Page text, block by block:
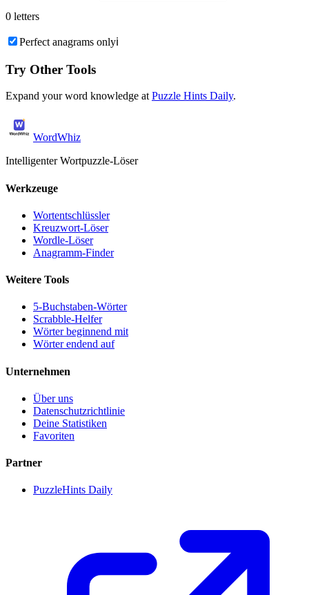
0 letters
Perfect anagrams onlyℹ️
Try Other Tools
Expand your word knowledge at Puzzle Hints Daily.
WordWhiz
Intelligenter Wortpuzzle-Löser
Werkzeuge
Wortentschlüssler
Kreuzwort-Löser
Wordle-Löser
Anagramm-Finder
Weitere Tools
5-Buchstaben-Wörter
Scrabble-Helfer
Wörter beginnend mit
Wörter endend auf
Unternehmen
Über uns
Datenschutzrichtlinie
Deine Statistiken
Favoriten
Partner
PuzzleHints Daily